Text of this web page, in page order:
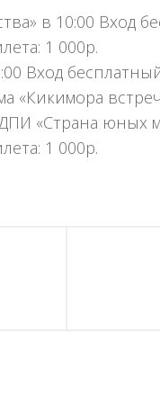
в 10:00 Вход
1 000р.
Вход
«Кикимора
«Страна юных
1 000р.